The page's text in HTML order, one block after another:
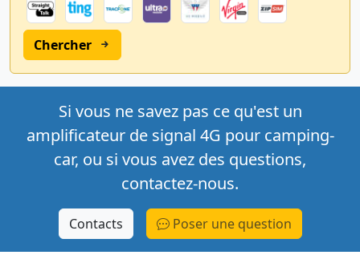
Chercher
Si vous ne savez pas ce qu'est un
amplificateur de signal 4G pour camping-
car, ou si vous avez des questions,
contactez-nous.
Contacts Poser une question